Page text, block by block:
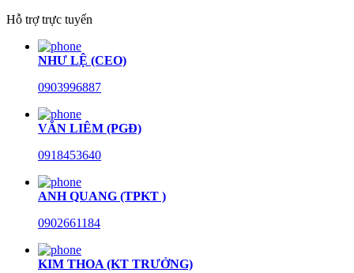
Hỗ trợ trực tuyến
NHƯ LỆ (CEO)
0903996887
VĂN LIÊM (PGĐ)
0918453640
ANH QUANG (TPKT )
0902661184
KIM THOA (KT TRƯỞNG)